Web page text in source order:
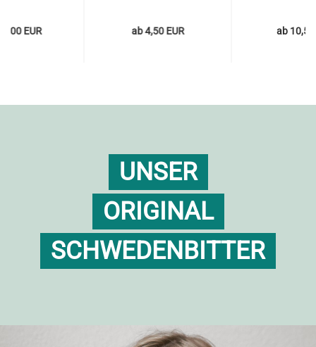
EUR ab 4,50 EUR ab 10,50
UNSER
ORIGINAL
SCHWEDENBITTER